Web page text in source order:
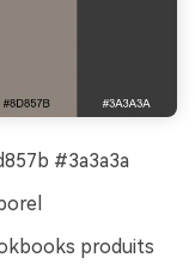
#3a3a3a
produits